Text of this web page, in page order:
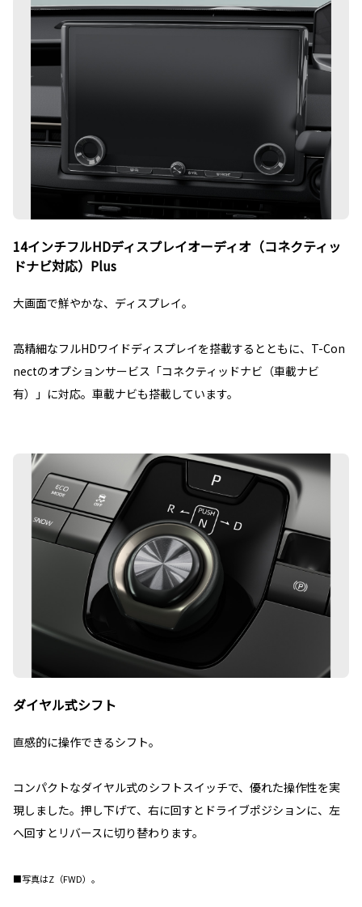
14インチフルHDディスプレイオーディオ（コネクティッ
ドナビ対応）Plus
大画面で鮮やかな、ディスプレイ。
高精細なフルHDワイドディスプレイを搭載するとともに、T-Con
nectのオプションサービス「コネクティッドナビ（車載ナビ
有）」に対応。車載ナビも搭載しています。
ダイヤル式シフト
直感的に操作できるシフト。
コンパクトなダイヤル式のシフトスイッチで、優れた操作性を実
現しました。押し下げて、右に回すとドライブポジションに、左
へ回すとリバースに切り替わります。
■写真はZ（FWD）。